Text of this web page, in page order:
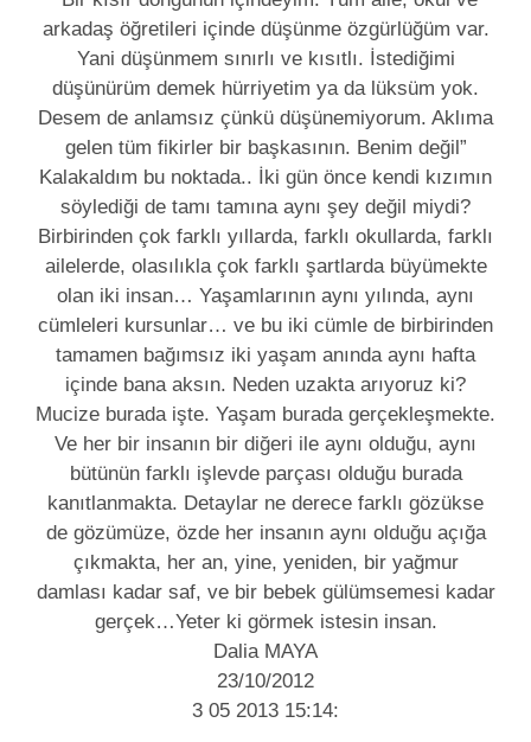
arkadaş öğretileri içinde düşünme özgürlüğüm var.
Yani düşünmem sınırlı ve kısıtlı. İstediğimi
düşünürüm demek hürriyetim ya da lüksüm yok.
Desem de anlamsız çünkü düşünemiyorum. Aklıma
gelen tüm fikirler bir başkasının. Benim değil”
Kalakaldım bu noktada.. İki gün önce kendi kızımın
söylediği de tamı tamına aynı şey değil miydi?
Birbirinden çok farklı yıllarda, farklı okullarda, farklı
ailelerde, olasılıkla çok farklı şartlarda büyümekte
olan iki insan… Yaşamlarının aynı yılında, aynı
cümleleri kursunlar… ve bu iki cümle de birbirinden
tamamen bağımsız iki yaşam anında aynı hafta
içinde bana aksın. Neden uzakta arıyoruz ki?
Mucize burada işte. Yaşam burada gerçekleşmekte.
Ve her bir insanın bir diğeri ile aynı olduğu, aynı
bütünün farklı işlevde parçası olduğu burada
kanıtlanmakta. Detaylar ne derece farklı gözükse
de gözümüze, özde her insanın aynı olduğu açığa
çıkmakta, her an, yine, yeniden, bir yağmur
damlası kadar saf, ve bir bebek gülümsemesi kadar
gerçek…Yeter ki görmek istesin insan.
Dalia MAYA
23/10/2012
3 05 2013 15:14: